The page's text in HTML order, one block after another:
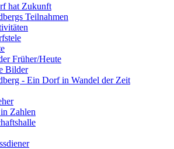
hat Zukunft
Teilnahmen
Früher/Heute
Bilder
- Ein Dorf in Wandel der Zeit
Zahlen